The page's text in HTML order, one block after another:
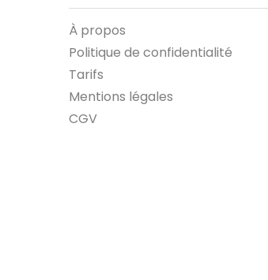
À propos
Politique de confidentialité
Tarifs
Mentions légales
CGV